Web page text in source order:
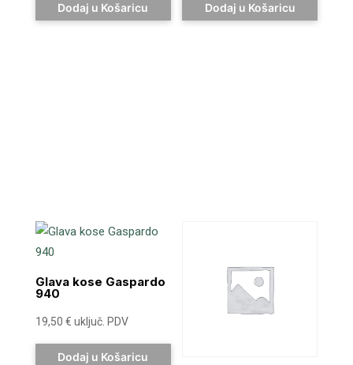
Dodaj u Košaricu Dodaj u Košaricu
Glava kose Gaspardo
940
19,50 € uključ. PDV
Dodaj u Košaricu